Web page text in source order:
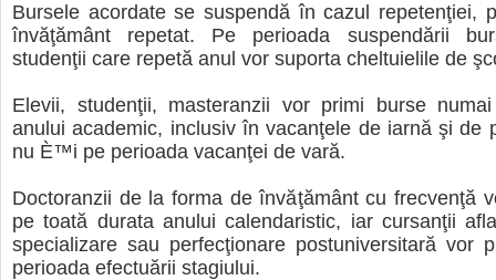
Bursele acordate se suspendă în cazul repetenţiei,
învăţământ repetat. Pe perioada suspendării
studenţii care repetă anul vor suporta cheltuielile de
Elevii, studenţii, masteranzii vor primi burse
anului academic, inclusiv în vacanţele de iarnă şi de
nu È™i pe perioada vacanţei de vară.
Doctoranzii de la forma de învăţământ cu frecvenţă
pe toată durata anului calendaristic, iar cursanţii
specializare sau perfecţionare postuniversitară vor
perioada efectuării stagiului.